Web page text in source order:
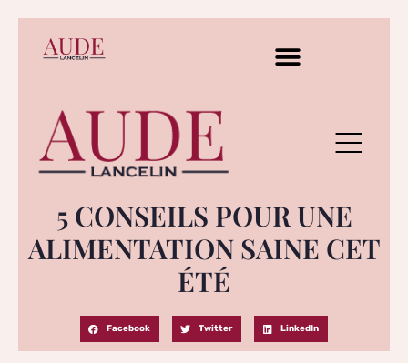
5 CONSEILS POUR UNE
ALIMENTATION SAINE CET
ÉTÉ
Facebook Twitter LinkedIn